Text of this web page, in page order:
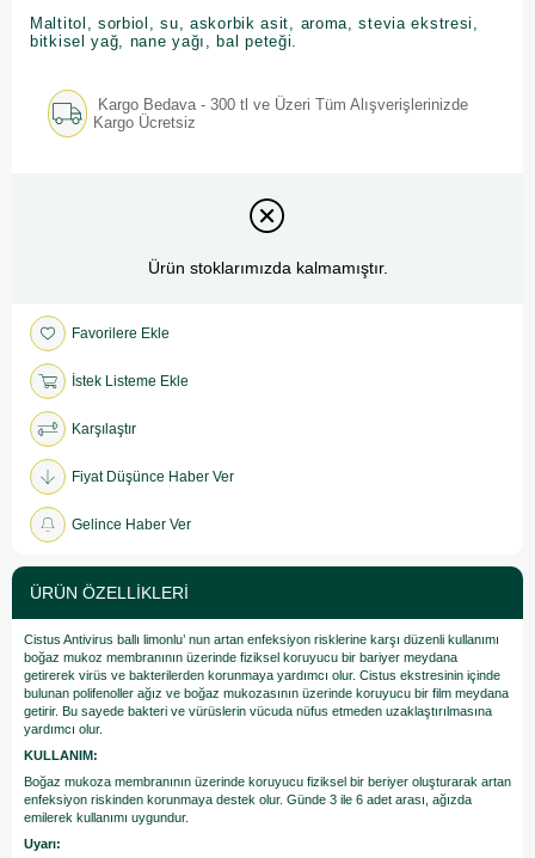
Maltitol, sorbiol, su, askorbik asit, aroma, stevia ekstresi,
bitkisel yağ, nane yağı, bal peteği.
Kargo Bedava - 300 tl ve Üzeri Tüm Alışverişlerinizde
Kargo Ücretsiz
Ürün stoklarımızda kalmamıştır.
Favorilere Ekle
İstek Listeme Ekle
Karşılaştır
Fiyat Düşünce Haber Ver
Gelince Haber Ver
ÜRÜN ÖZELLIKLERI
Cistus Antivirus ballı limonlu’ nun artan enfeksiyon risklerine karşı düzenli kullanımı
boğaz mukoz membranının üzerinde fiziksel koruyucu bir bariyer meydana
getirerek virüs ve bakterilerden korunmaya yardımcı olur. Cistus ekstresinin içinde
bulunan polifenoller ağız ve boğaz mukozasının üzerinde koruyucu bir film meydana
getirir. Bu sayede bakteri ve vürüslerin vücuda nüfus etmeden uzaklaştırılmasına
yardımcı olur.
KULLANIM:
Boğaz mukoza membranının üzerinde koruyucu fiziksel bir beriyer oluşturarak artan
enfeksiyon riskinden korunmaya destek olur. Günde 3 ile 6 adet arası, ağızda
emilerek kullanımı uygundur.
Uyarı: